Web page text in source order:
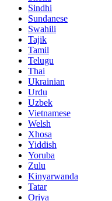
Sindhi
Sundanese
Swahili
Tajik
Tamil
Telugu
Thai
Ukrainian
Urdu
Uzbek
Vietnamese
Welsh
Xhosa
Yiddish
Yoruba
Zulu
Kinyarwanda
Tatar
Oriya